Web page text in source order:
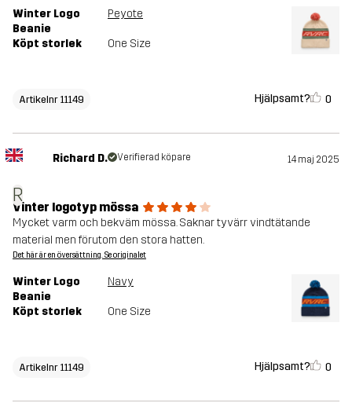
Winter Logo
Beanie
Peyote
Köpt storlek One Size
Artikelnr 11149 Hjälpsamt? 0
R
Richard D. Verifierad köpare 14 maj 2025
Vinter logotyp mössa
Mycket varm och bekväm mössa. Saknar tyvärr vindtätande
material men förutom den stora hatten.
Det här är en översättning. Se originalet
Winter Logo
Beanie
Navy
Köpt storlek One Size
Artikelnr 11149 Hjälpsamt? 0